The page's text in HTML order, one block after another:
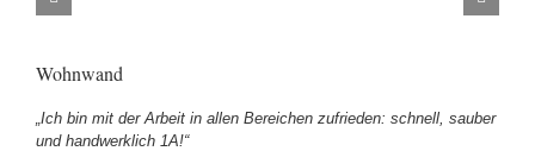
Wohnwand
„Ich bin mit der Arbeit in allen Bereichen zufrieden: schnell, sauber
und handwerklich 1A!“